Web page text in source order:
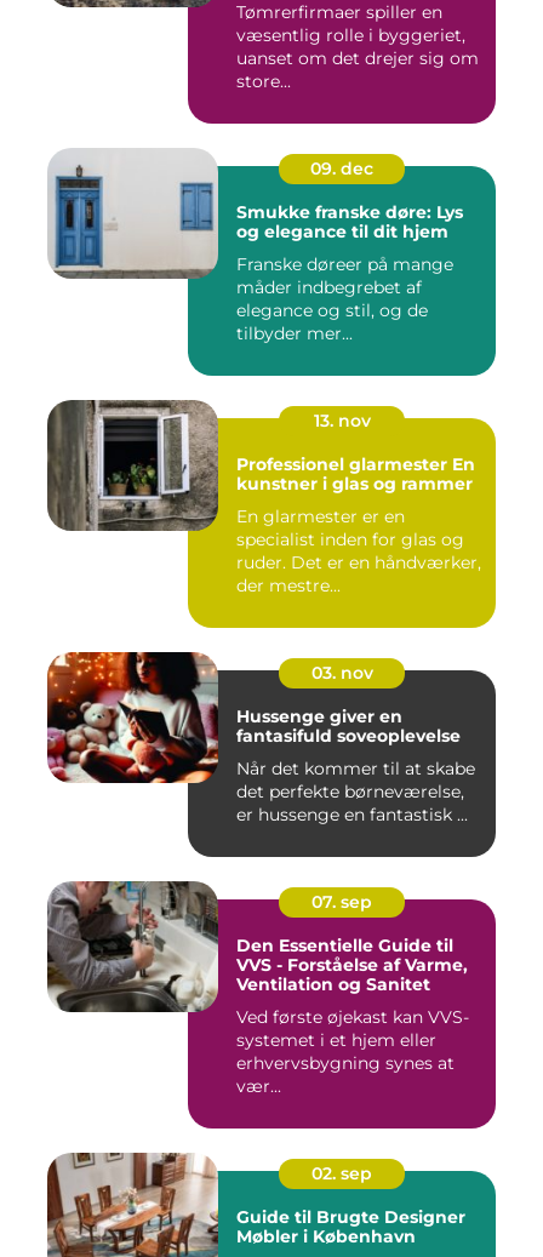
Tømrerfirmaer spiller en
væsentlig rolle i byggeriet,
uanset om det drejer sig om
store...
09. dec
Smukke franske døre: Lys
og elegance til dit hjem
Franske døreer på mange
måder indbegrebet af
elegance og stil, og de
tilbyder mer...
13. nov
Professionel glarmester En
kunstner i glas og rammer
En glarmester er en
specialist inden for glas og
ruder. Det er en håndværker,
der mestre...
03. nov
Hussenge giver en
fantasifuld soveoplevelse
Når det kommer til at skabe
det perfekte børneværelse,
er hussenge en fantastisk ...
07. sep
Den Essentielle Guide til
VVS - Forståelse af Varme,
Ventilation og Sanitet
Ved første øjekast kan VVS-
systemet i et hjem eller
erhvervsbygning synes at
vær...
02. sep
Guide til Brugte Designer
Møbler i København